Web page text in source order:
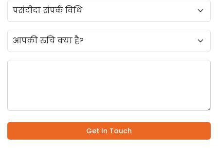
Get In Touch